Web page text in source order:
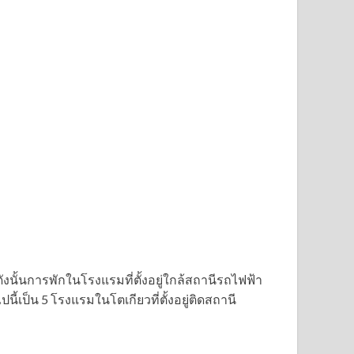
นั้นการพักในโรงแรมที่ตั้งอยู่ใกล้สถานีรถไฟฟ้า
นี้เป็น 5 โรงแรมในโตเกียวที่ตั้งอยู่ติดสถานี